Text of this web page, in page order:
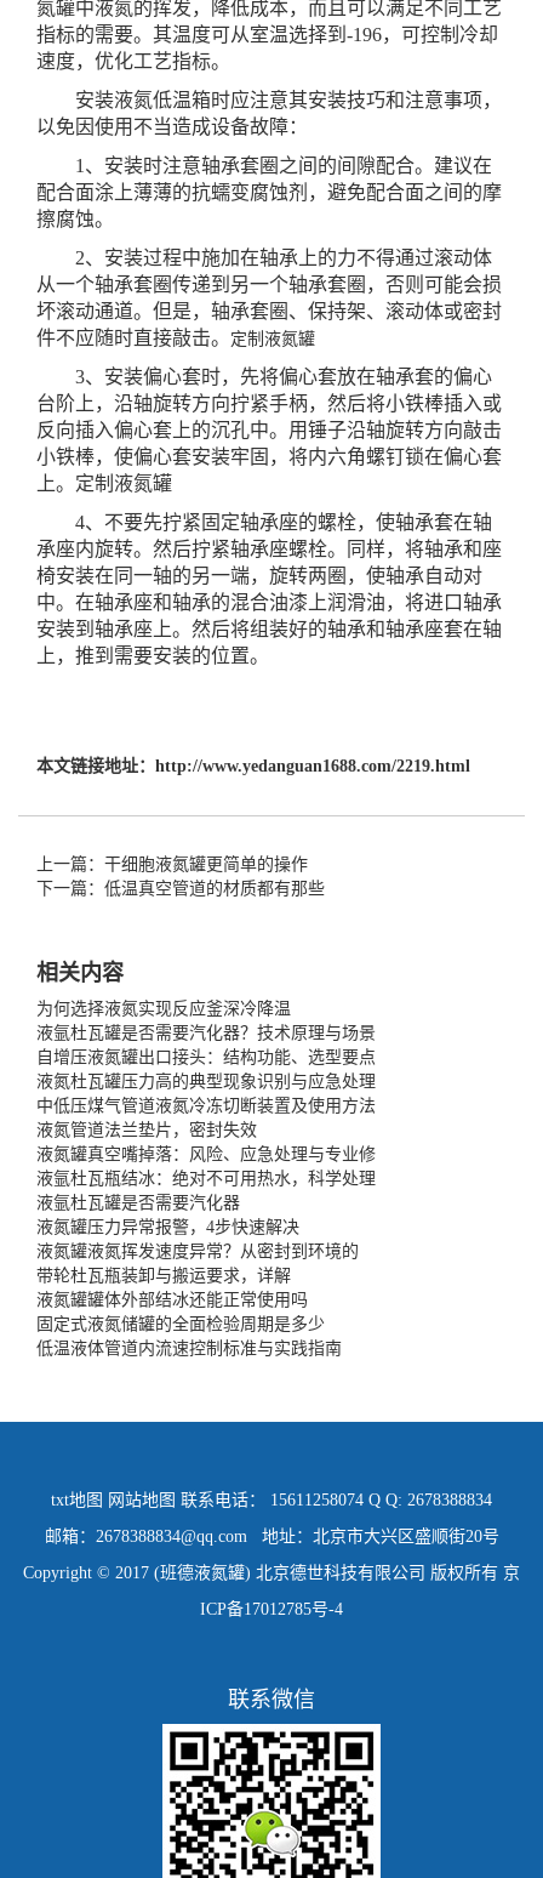
氮罐中液氮的挥发，降低成本，而且可以满足不同工艺
指标的需要。其温度可从室温选择到-196，可控制冷却
速度，优化工艺指标。
安装液氮低温箱时应注意其安装技巧和注意事项，
以免因使用不当造成设备故障：
1、安装时注意轴承套圈之间的间隙配合。建议在
配合面涂上薄薄的抗蠕变腐蚀剂，避免配合面之间的摩
擦腐蚀。
2、安装过程中施加在轴承上的力不得通过滚动体
从一个轴承套圈传递到另一个轴承套圈，否则可能会损
坏滚动通道。但是，轴承套圈、保持架、滚动体或密封
件不应随时直接敲击。
定制液氮罐
3、安装偏心套时，先将偏心套放在轴承套的偏心
台阶上，沿轴旋转方向拧紧手柄，然后将小铁棒插入或
反向插入偏心套上的沉孔中。用锤子沿轴旋转方向敲击
小铁棒，使偏心套安装牢固，将内六角螺钉锁在偏心套
上。 定制液氮罐
4、不要先拧紧固定轴承座的螺栓，使轴承套在轴
承座内旋转。然后拧紧轴承座螺栓。同样，将轴承和座
椅安装在同一轴的另一端，旋转两圈，使轴承自动对
中。在轴承座和轴承的混合油漆上润滑油，将进口轴承
安装到轴承座上。然后将组装好的轴承和轴承座套在轴
上，推到需要安装的位置。
本文链接地址： http://www.yedanguan1688.com/2219.html
上一篇：干细胞液氮罐更简单的操作
下一篇：低温真空管道的材质都有那些
相关内容
为何选择液氮实现反应釜深冷降温
液氩杜瓦罐是否需要汽化器？技术原理与场景
自增压液氮罐出口接头：结构功能、选型要点
液氮杜瓦罐压力高的典型现象识别与应急处理
中低压煤气管道液氮冷冻切断装置及使用方法
液氮管道法兰垫片，密封失效
液氮罐真空嘴掉落：风险、应急处理与专业修
液氩杜瓦瓶结冰：绝对不可用热水，科学处理
液氩杜瓦罐是否需要汽化器
液氮罐压力异常报警，4步快速解决
液氮罐液氮挥发速度异常？从密封到环境的
带轮杜瓦瓶装卸与搬运要求，详解
液氮罐罐体外部结冰还能正常使用吗
固定式液氮储罐的全面检验周期是多少
低温液体管道内流速控制标准与实践指南
txt地图 网站地图 联系电话： 15611258074 Q Q: 2678388834
邮箱：2678388834@qq.com 地址：北京市大兴区盛顺街20号
Copyright © 2017 (班德液氮罐) 北京德世科技有限公司 版权所有 京
ICP备17012785号-4
联系微信